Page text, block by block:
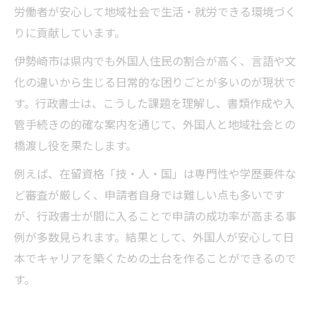
労働者が安心して地域社会で生活・就労できる環境づく
りに貢献しています。
伊勢崎市は県内でも外国人住民の割合が高く、言語や文
化の違いから生じる日常的な困りごとが多いのが現状で
す。行政書士は、こうした課題を理解し、書類作成や入
管手続きの的確な案内を通じて、外国人と地域社会との
橋渡し役を果たします。
例えば、在留資格「技・人・国」は専門性や学歴要件な
ど審査が厳しく、申請者自身では難しい点も多いです
が、行政書士が間に入ることで申請の成功率が高まる事
例が多数見られます。結果として、外国人が安心して日
本でキャリアを築くための土台を作ることができるので
す。